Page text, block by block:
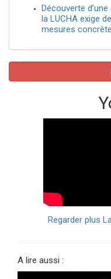
Découverte
la LUCHA exige
mesures
Regarder plus
A lire aussi :